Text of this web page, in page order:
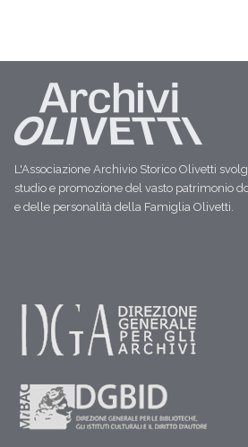
L'Associazione Archivio Storico Olivetti
studio e promozione del vasto patrimonio
e delle personalità della Famiglia Olivetti.